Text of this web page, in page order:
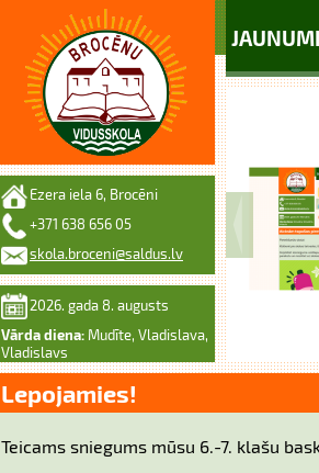
JAUNUMI
Ezera iela 6, Brocēni
+371 638 656 05
skola.broceni@saldus.lv
2026. gada 8. augusts
Vārda diena: Mudīte, Vladislava,
Vladislavs
Lepojamies!
Teicams sniegums mūsu 6.-7. klašu